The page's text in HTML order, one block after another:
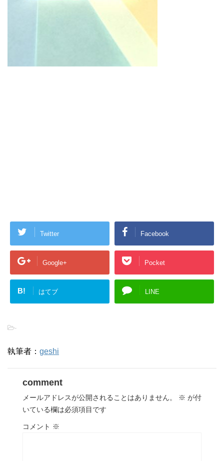
Twitter Facebook
Google+ Pocket
B! はてブ LINE
-
執筆者： geshi
comment
メールアドレスが公開されることはありません。 ※ が付
いている欄は必須項目です
コメント ※